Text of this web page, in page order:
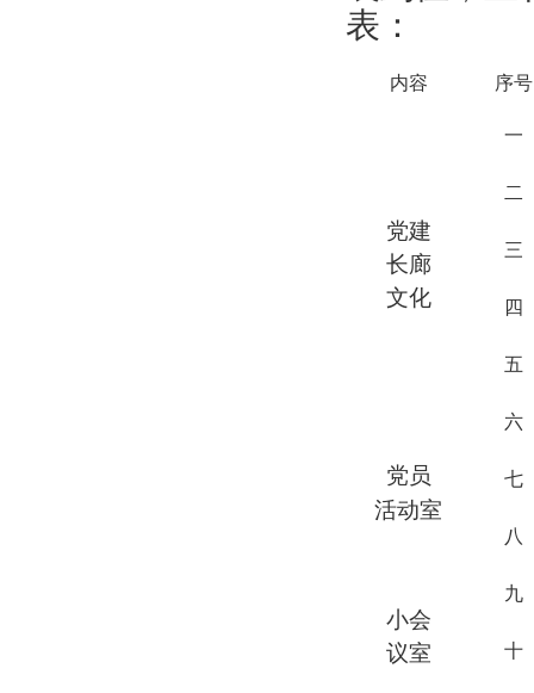
表：
内容 序号
党建
长廊
文化
一
二
三
四
五
党员
活动室
六
七
八
小会
议室
九
十